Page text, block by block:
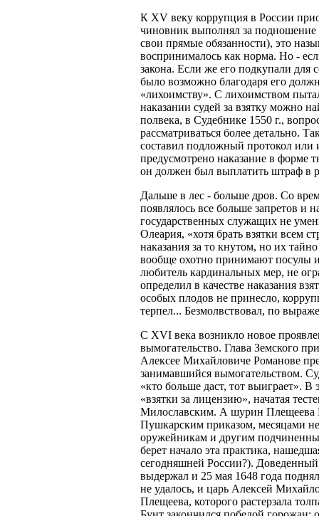
К XV веку коррупция в России
чиновник выполнял за
свои прямые обязанности), это
воспринималось как норма. Но -
закона. Если же его подкупали для
было возможно благодаря его
«лихоимству». С лихоимством
наказании судей за взятку можно
полвека, в Судебнике 1550 г.,
рассматриваться более детально.
составил подложный протокол или
предусмотрено наказание в форме
он должен был выплатить штраф в
Дальше в лес - больше дров. Со
появлялось все больше запретов и
государственных служащих не
Олеария, «хотя брать взятки всем
наказания за то кнутом, но их
вообще охотно принимают посулы
любитель кардинальных мер, не
определил в качестве наказания
особых плодов не принесло,
терпел... Безмолвствовал, по
С XVI века возникло новое
вымогательство. Глава Земского
Алексее Михайловиче Романове
занимавшийся вымогательством.
«кто больше даст, тот выиграет». В
«взятки за лицензию», начатая
Милославским. А шурин Плещеева
Пушкарским приказом, месяцами
оружейникам и другим
берет начало эта практика,
сегодняшней России?).
выдержал и 25 мая 1648 года
не удалось, и царь Алексей
Плещеева, которого растерзала